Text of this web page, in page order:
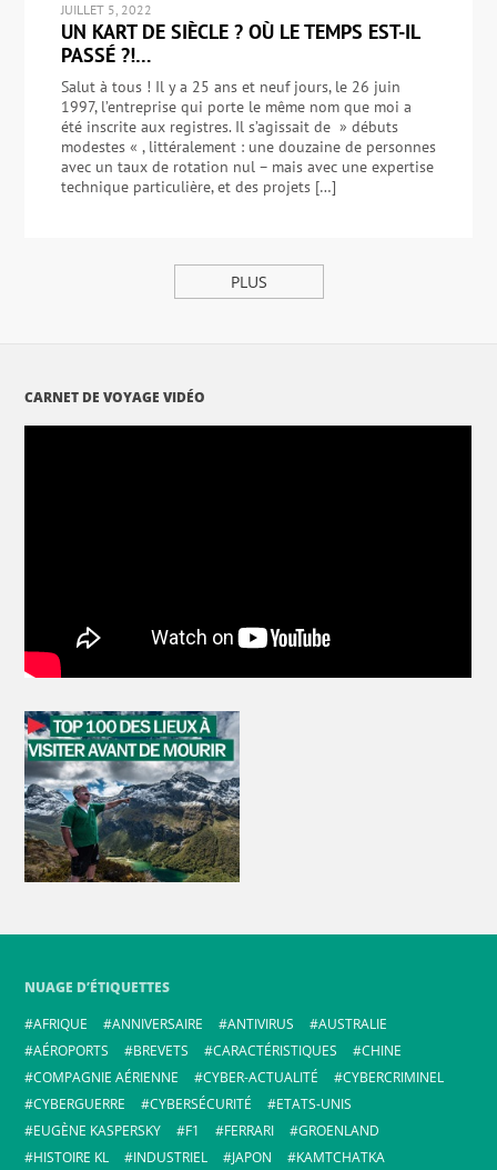
JUILLET 5, 2022
UN KART DE SIÈCLE ? OÙ LE TEMPS EST-IL
PASSÉ ?!…
Salut à tous ! Il y a 25 ans et neuf jours, le 26 juin
1997, l’entreprise qui porte le même nom que moi a
été inscrite aux registres. Il s’agissait de » débuts
modestes « , littéralement : une douzaine de personnes
avec un taux de rotation nul – mais avec une expertise
technique particulière, et des projets […]
PLUS
CARNET DE VOYAGE VIDÉO
NUAGE D’ÉTIQUETTES
AFRIQUE
ANNIVERSAIRE ANTIVIRUS
AUSTRALIE
AÉROPORTS
BREVETS CARACTÉRISTIQUES
CHINE
COMPAGNIE AÉRIENNE
CYBER-ACTUALITÉ
CYBERCRIMINEL
CYBERGUERRE
CYBERSÉCURITÉ
ETATS-UNIS
EUGÈNE KASPERSKY
F1 FERRARI
GROENLAND
HISTOIRE KL
INDUSTRIEL JAPON
KAMTCHATKA